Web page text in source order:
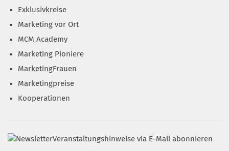
Exklusivkreise
Marketing vor Ort
MCM Academy
Marketing Pioniere
MarketingFrauen
Marketingpreise
Kooperationen
Veranstaltungshinweise via E-Mail abonnieren